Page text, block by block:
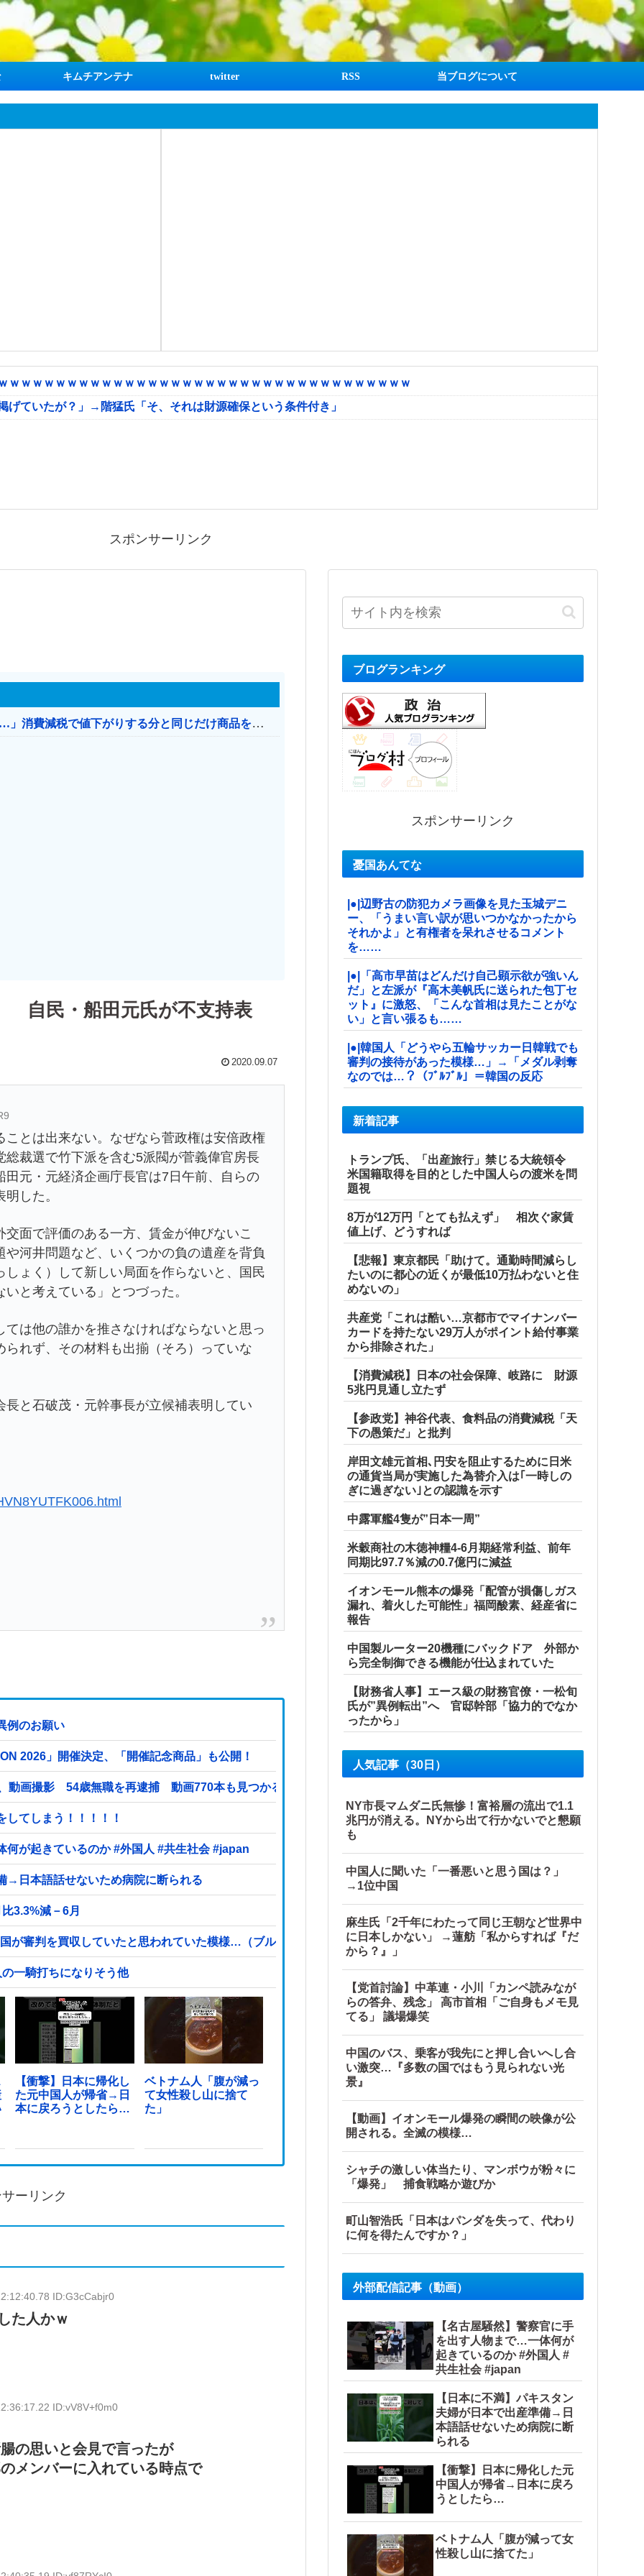
キムチアンテナ twitter RSS 当ブログについて
ｗｗｗｗｗｗｗｗｗｗｗｗｗｗｗｗｗｗｗｗｗｗｗｗｗｗｗｗｗｗｗｗｗｗ
ていたが？」→階猛氏「そ、それは財源確保という条件付き」
スポンサーリンク
【消費税率1％】 「下げるのが筋なんですけど…」消費減税で値下がりする分と同じだけ商品を値上げして店頭価格を変えない店も
自民・船田元氏が不支持表
2020.09.07
とは出来ない。なぜなら菅政権は安倍政権
裁選で竹下派を含む5派閥が菅義偉官房長
元・元経済企画庁長官は7日午前、自らの
した。
面で評価のある一方、賃金が伸びないこ
河井問題など、いくつかの負の遺産を背負
ょく）して新しい局面を作らないと、国民
と考えている」とつづった。
は他の誰かを推さなければならないと思っ
れず、その材料も出揃（そろ）っていな
と石破茂・元幹事長が立候補表明してい
例のお願い
2026」開催決定、「開催記念商品」も公開！
動画撮影 54歳無職を再逮捕 動画770本も見つかる
てしまう！！！！！
が起きているのか #外国人 #共生社会 #japan
→日本語話せないため病院に断られる
3.3%減－6月
が審判を買収していたと思われていた模様…（ブルブル」＝韓国の反応
一騎打ちになりそう他
【衝撃】日本に帰化し
た元中国人が帰省→日
本に戻ろうとしたら…
ベトナム人「腹が減っ
て女性殺し山に捨て
た」
ーリンク
ID:G3cCabjr0
た人かｗ
ID:vV8V+f0m0
の思いと会見で言ったが
メンバーに入れている時点で
ブログランキング
スポンサーリンク
憂国あんてな
|●|辺野古の防犯カメラ画像を見た玉城デニ
ー、「うまい言い訳が思いつかなかったから
それかよ」と有権者を呆れさせるコメント
を……
|●|「高市早苗はどんだけ自己顕示欲が強いん
だ」と左派が『高木美帆氏に送られた包丁セ
ット』に激怒、「こんな首相は見たことがな
い」と言い張るも……
|●|韓国人「どうやら五輪サッカー日韓戦でも
審判の接待があった模様…」→「メダル剥奪
なのでは…？（ﾌﾞﾙﾌﾞﾙ」＝韓国の反応
新着記事
トランプ氏、「出産旅行」禁じる大統領令
米国籍取得を目的とした中国人らの渡米を問
題視
8万が12万円「とても払えず」 相次ぐ家賃
値上げ、どうすれば
【悲報】東京都民「助けて。通勤時間減らし
たいのに都心の近くが最低10万払わないと住
めないの」
共産党「これは酷い…京都市でマイナンバー
カードを持たない29万人がポイント給付事業
から排除された」
【消費減税】日本の社会保障、岐路に 財源
5兆円見通し立たず
【参政党】神谷代表、食料品の消費減税「天
下の愚策だ」と批判
岸田文雄元首相､円安を阻止するために日米
の通貨当局が実施した為替介入は｢一時しの
ぎに過ぎない｣との認識を示す
中露軍艦4隻が”日本一周”
米穀商社の木徳神糧4-6月期経常利益、前年
同期比97.7％減の0.7億円に減益
イオンモール熊本の爆発「配管が損傷しガス
漏れ、着火した可能性」福岡酸素、経産省に
報告
中国製ルーター20機種にバックドア 外部か
ら完全制御できる機能が仕込まれていた
【財務省人事】エース級の財務官僚・一松旬
氏が”異例転出”へ 官邸幹部「協力的でなか
ったから」
人気記事（30日）
NY市長マムダニ氏無惨！富裕層の流出で1.1
兆円が消える。NYから出て行かないでと懇願
も
中国人に聞いた「一番悪いと思う国は？」
→1位中国
麻生氏「2千年にわたって同じ王朝など世界中
に日本しかない」 →蓮舫「私からすれば『だ
から？』」
【党首討論】中革連・小川「カンペ読みなが
らの答弁、残念」 高市首相「ご自身もメモ見
てる」 議場爆笑
中国のバス、乗客が我先にと押し合いへし合
い激突…『多数の国ではもう見られない光
景』
【動画】イオンモール爆発の瞬間の映像が公
開される。全滅の模様…
シャチの激しい体当たり、マンボウが粉々に
「爆発」 捕食戦略か遊びか
町山智浩氏「日本はパンダを失って、代わり
に何を得たんですか？」
外部配信記事（動画）
【名古屋騒然】警察官に手
を出す人物まで…一体何が
起きているのか #外国人 #
共生社会 #japan
【日本に不満】パキスタン
夫婦が日本で出産準備→日
本語話せないため病院に断
られる
【衝撃】日本に帰化した元
中国人が帰省→日本に戻ろ
うとしたら…
ベトナム人「腹が減って女
性殺し山に捨てた」